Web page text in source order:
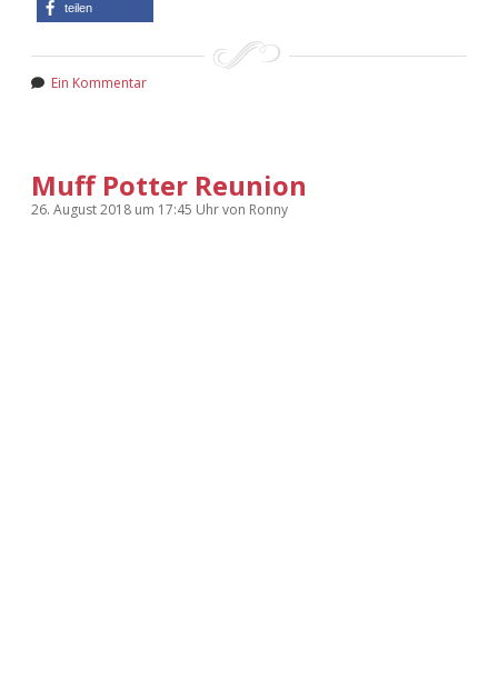
teilen
Ein Kommentar
Muff Potter Reunion
26. August 2018 um 17:45 Uhrvon Ronny